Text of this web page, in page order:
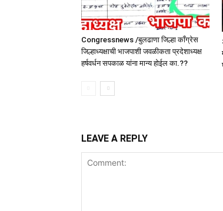
Congressnews /बुलढाणा जिल्हा कॉंग्रेस
जिल्हाध्यक्षाची भाजपाशी जवळीकता प्रदेशाध्यक्ष
हर्षवर्धन सपकाळ यांना मान्य होईल का.??
LEAVE A REPLY